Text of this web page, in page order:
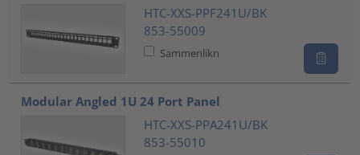
HTC-XXS-PPF241U/BK
853-55009
Sammenlikn
Modular Angled 1U 24 Port Panel
HTC-XXS-PPA241U/BK
853-55010